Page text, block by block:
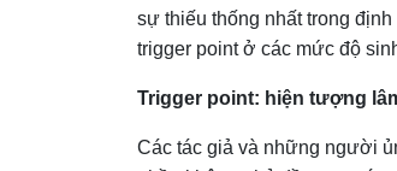
sự thiếu thống nhất trong
trigger point ở các mức độ
Trigger point: hiện tượng
Các tác giả và những người